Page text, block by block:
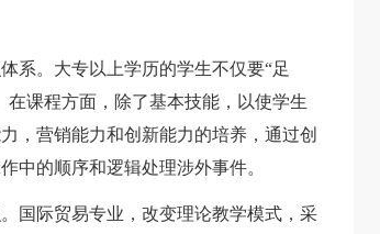
。大专以上学历的学生不仅要“足
课程方面，除了基本技能，以使学生
，营销能力和创新能力的培养，通过创
中的顺序和逻辑处理涉外事件。
际贸易专业，改变理论教学模式，采